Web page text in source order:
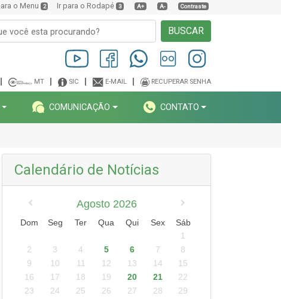
o Menu 2 Ir para o Rodapé 3 A+ A- Contraste
BUSCAR
MT SIC E-MAIL RECUPERAR SENHA
COMUNICAÇÃO CONTATO
Calendário de Notícias
Agosto 2026
Dom Seg Ter Qua Qui Sex
Sáb
1
2
3 4 5 6 7
8
9
10 11 12 13 14
15
16
17 18 19 20 21
22
23
24 25 26 27 28
29